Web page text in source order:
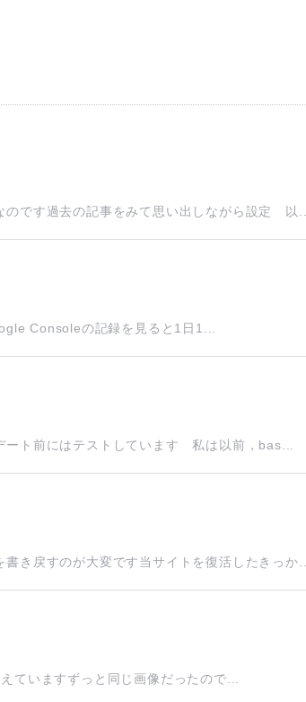
です過去の記事をみて思い出しながら設定 以...
Consoleの記録を見ると1日1...
ート前にはテストしています 私は以前，bas...
き戻すのが大変です当サイトを復活したきっか...
ていますずっと同じ画像だったので...